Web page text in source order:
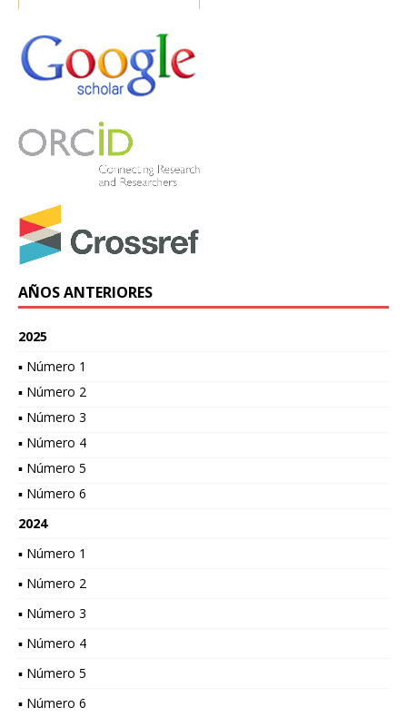
AÑOS ANTERIORES
2025
▪ Número 1
▪ Número 2
▪ Número 3
▪ Número 4
▪ Número 5
▪ Número 6
2024
▪ Número 1
▪ Número 2
▪ Número 3
▪ Número 4
▪ Número 5
▪ Número 6